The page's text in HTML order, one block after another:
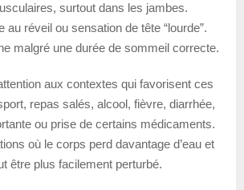
surtout dans les jambes.
au réveil ou sensation de tête “lourde”.
malgré une durée de sommeil correcte.
aux contextes qui favorisent ces
repas salés, alcool, fièvre, diarrhée,
ou prise de certains médicaments.
où le corps perd davantage d’eau et
être plus facilement perturbé.